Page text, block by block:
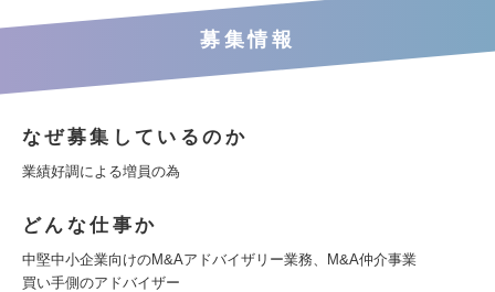
募集情報
なぜ募集しているのか
業績好調による増員の為
どんな仕事か
中堅中小企業向けのM&Aアドバイザリー業務、M&A仲介事業
買い手側のアドバイザー